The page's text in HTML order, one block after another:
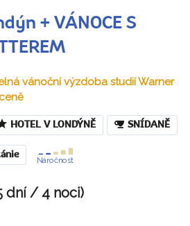
+ VÁNOCE S
vánoční výzdoba studií Warner
HOTEL V LONDÝNĚ SNÍDANĚ
Náročnost
dní / 4 noci)